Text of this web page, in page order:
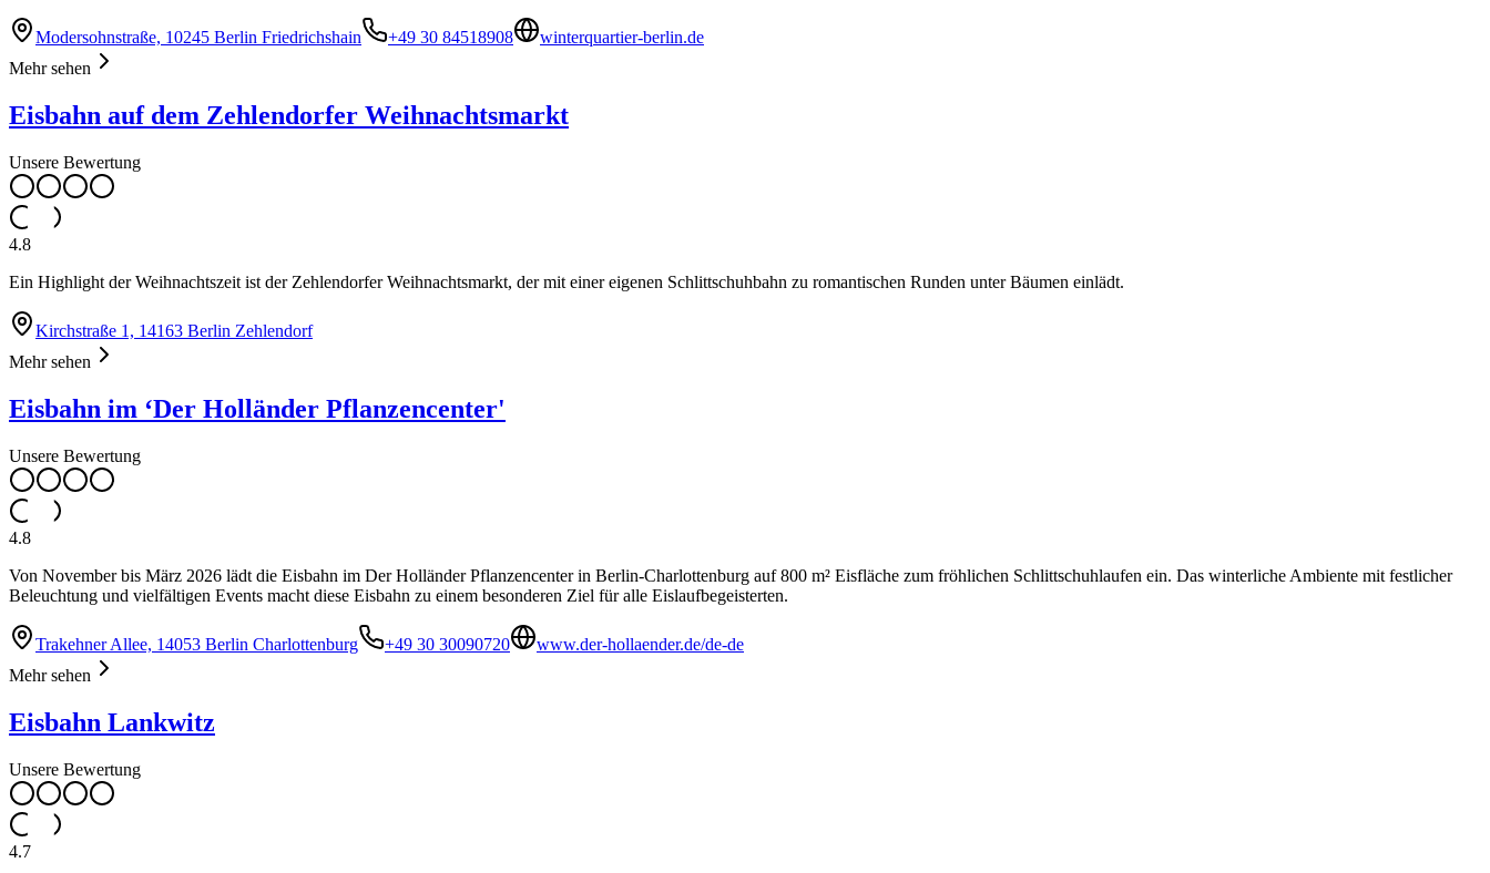
Modersohnstraße, 10245 Berlin Friedrichshain +49 30 84518908
winterquartier-berlin.de
Mehr sehen
Eisbahn auf dem Zehlendorfer Weihnachtsmarkt
Unsere Bewertung
4.8
Ein Highlight der Weihnachtszeit ist der Zehlendorfer Weihnachtsmarkt, der mit einer eigenen Schlittschuhbahn zu romantischen Runden unter Bäumen einlädt.
Kirchstraße 1, 14163 Berlin Zehlendorf
Mehr sehen
Eisbahn im ‘Der Holländer Pflanzencenter'
Unsere Bewertung
4.8
Von November bis März 2026 lädt die Eisbahn im Der Holländer Pflanzencenter in Berlin-Charlottenburg auf 800 m² Eisfläche zum fröhlichen Schlittschuhlaufen ein. Das winterliche Ambiente mit festlicher
Beleuchtung und vielfältigen Events macht diese Eisbahn zu einem besonderen Ziel für alle Eislaufbegeisterten.
Trakehner Allee, 14053 Berlin Charlottenburg +49 30 30090720
www.der-hollaender.de/de-de
Mehr sehen
Eisbahn Lankwitz
Unsere Bewertung
4.7